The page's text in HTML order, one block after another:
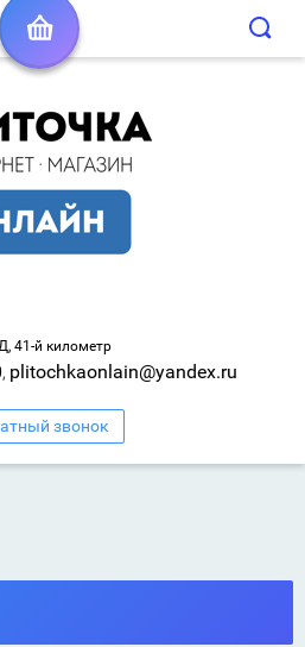
41-й километр
, plitochkaonlain@yandex.ru
звонок